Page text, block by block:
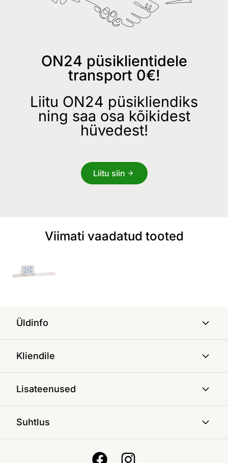
ON24 püsiklientidele
transport 0€!
Liitu ON24 püsikliendiks
ning saa osa kõikidest
hüvedest!
Liitu siin
Viimati vaadatud tooted
Üldinfo
Kliendile
Lisateenused
Suhtlus